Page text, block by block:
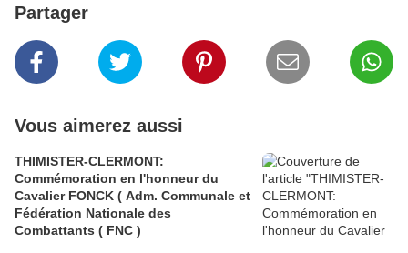
Partager
Vous aimerez aussi
THIMISTER-CLERMONT:
Commémoration en l'honneur du
Cavalier FONCK ( Adm. Communale et
Fédération Nationale des
Combattants ( FNC )